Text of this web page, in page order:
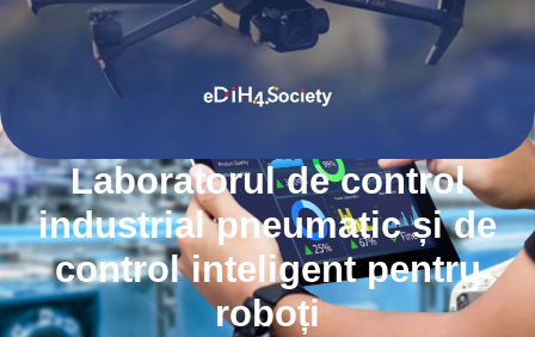
Laboratorul de control
industrial pneumatic și de
control inteligent pentru
roboți